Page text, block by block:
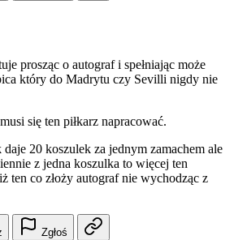
prosząc o autograf i spełniając może
który do Madrytu czy Sevilli nigdy nie
się ten piłkarz napracować.
20 koszulek za jednym zamachem ale
z jedna koszulka to więcej ten
ten co złoży autograf nie wychodząc z
Zgłoś